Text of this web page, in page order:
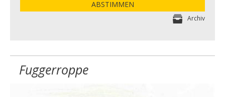
ABSTIMMEN
Archiv
Fuggerroppe